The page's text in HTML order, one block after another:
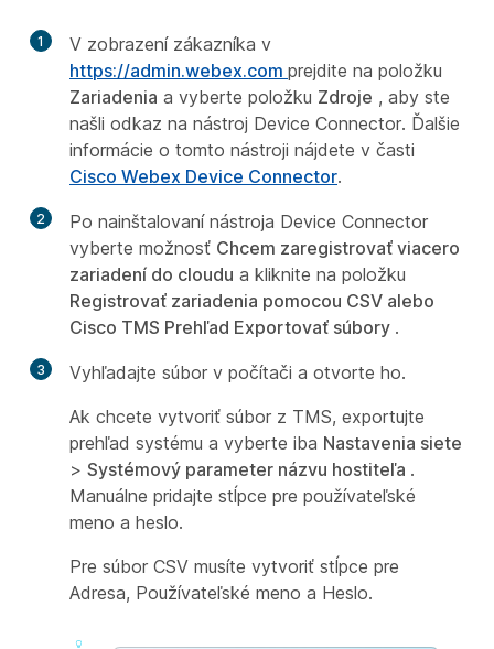
1
V zobrazení zákazníka v
https://admin.webex.com prejdite na položku
Zariadenia a vyberte položku Zdroje , aby ste
našli odkaz na nástroj Device Connector. Ďalšie
informácie o tomto nástroji nájdete v časti
Cisco Webex Device Connector.
2
Po nainštalovaní nástroja Device Connector
vyberte možnosť Chcem zaregistrovať viacero
zariadení do cloudu a kliknite na položku
Registrovať zariadenia pomocou CSV alebo
Cisco TMS Prehľad Exportovať súbory .
3
Vyhľadajte súbor v počítači a otvorte ho.
Ak chcete vytvoriť súbor z TMS, exportujte
prehľad systému a vyberte iba Nastavenia siete
> Systémový parameter názvu hostiteľa .
Manuálne pridajte stĺpce pre používateľské
meno a heslo.
Pre súbor CSV musíte vytvoriť stĺpce pre
Adresa, Používateľské meno a Heslo.